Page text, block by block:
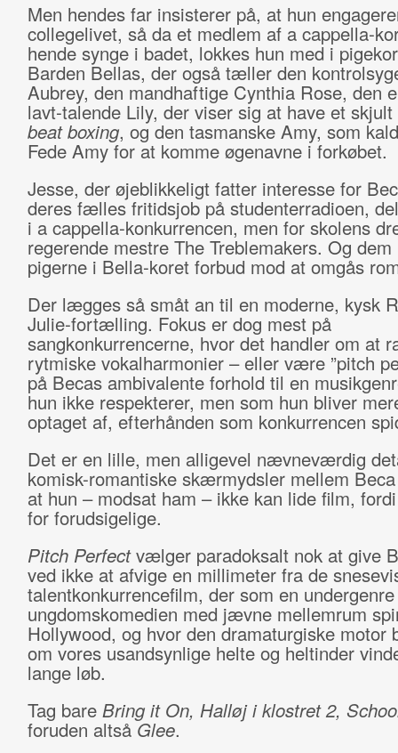
Men hendes far insisterer på, at hun
collegelivet, så da et medlem af a cappella-
hende synge i badet, lokkes hun med i
Barden Bellas, der også tæller den
Aubrey, den mandhaftige Cynthia Rose, den
lavt-talende Lily, der viser sig at have et
beat boxing, og den tasmanske Amy, som
Fede Amy for at komme øgenavne i forkøbet.
Jesse, der øjeblikkeligt fatter interesse for
deres fælles fritidsjob på studenterradioen,
i a cappella-konkurrencen, men for skolens
regerende mestre The Treblemakers. Og dem
pigerne i Bella-koret forbud mod at omgås
Der lægges så småt an til en moderne, kysk
Julie-fortælling. Fokus er dog mest på
sangkonkurrencerne, hvor det handler om at
rytmiske vokalharmonier – eller være ”pitch
på Becas ambivalente forhold til en
hun ikke respekterer, men som hun bliver
optaget af, efterhånden som konkurrencen
Det er en lille, men alligevel nævneværdig
komisk-romantiske skærmydsler mellem
at hun – modsat ham – ikke kan lide film,
for forudsigelige.
Pitch Perfectvælger paradoksalt nok at give
ved ikke at afvige en millimeter fra de
talentkonkurrencefilm, der som en
ungdomskomedien med jævne mellemrum
Hollywood, og hvor den dramaturgiske motor
om vores usandsynlige helte og heltinder
lange løb.
Tag bare Bring it On, Halløj i klostret 2,
foruden altsåGlee.